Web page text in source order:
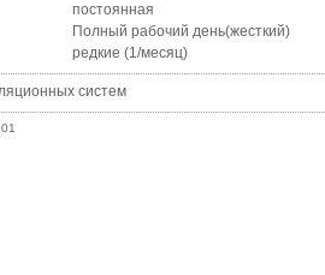
постоянная
Полный рабочий день(жесткий)
редкие (1/месяц)
систем